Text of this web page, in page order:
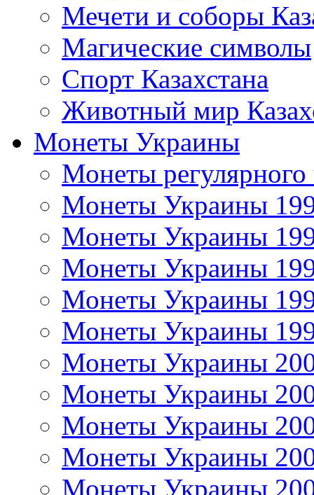
Мечети и соборы
Магические символы
Спорт Казахстана
Животный мир
Монеты Украины
Монеты регулярного
Монеты Украины
Монеты Украины
Монеты Украины
Монеты Украины
Монеты Украины
Монеты Украины
Монеты Украины
Монеты Украины
Монеты Украины
Монеты Украины